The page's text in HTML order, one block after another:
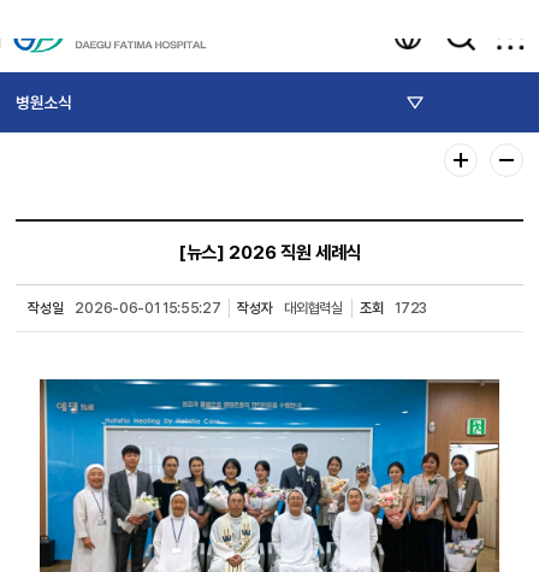
병원소식
[뉴스] 2026 직원 세례식
작성일 2026-06-01 15:55:27 작성자 대외협력실 조회 1723